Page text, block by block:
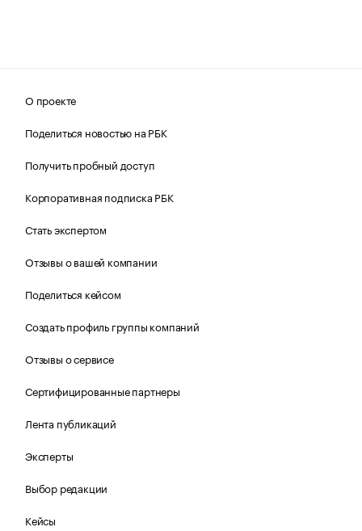
О проекте
Поделиться новостью на РБК
Получить пробный доступ
Корпоративная подписка РБК
Стать экспертом
Отзывы о вашей компании
Поделиться кейсом
Создать профиль группы компаний
Отзывы о сервисе
Сертифицированные партнеры
Лента публикаций
Эксперты
Выбор редакции
Кейсы